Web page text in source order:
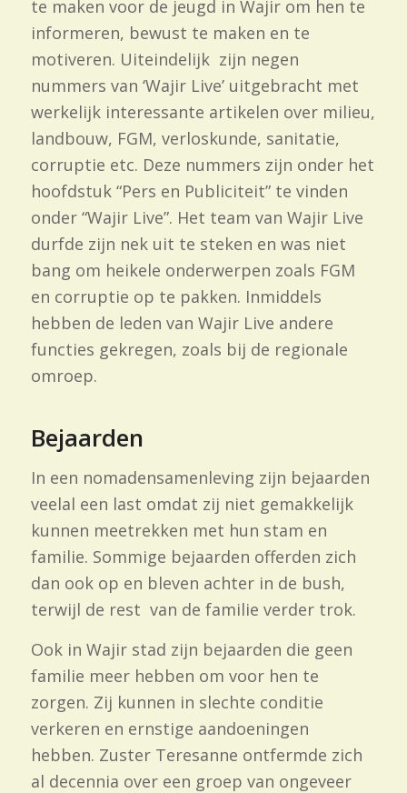
te maken voor de jeugd in Wajir om hen te
informeren, bewust te maken en te
motiveren. Uiteindelijk zijn negen
nummers van ‘Wajir Live’ uitgebracht met
werkelijk interessante artikelen over milieu,
landbouw, FGM, verloskunde, sanitatie,
corruptie etc. Deze nummers zijn onder het
hoofdstuk “Pers en Publiciteit” te vinden
onder “Wajir Live”. Het team van Wajir Live
durfde zijn nek uit te steken en was niet
bang om heikele onderwerpen zoals FGM
en corruptie op te pakken. Inmiddels
hebben de leden van Wajir Live andere
functies gekregen, zoals bij de regionale
omroep.
Bejaarden
In een nomadensamenleving zijn bejaarden
veelal een last omdat zij niet gemakkelijk
kunnen meetrekken met hun stam en
familie. Sommige bejaarden offerden zich
dan ook op en bleven achter in de bush,
terwijl de rest van de familie verder trok.
Ook in Wajir stad zijn bejaarden die geen
familie meer hebben om voor hen te
zorgen. Zij kunnen in slechte conditie
verkeren en ernstige aandoeningen
hebben. Zuster Teresanne ontfermde zich
al decennia over een groep van ongeveer